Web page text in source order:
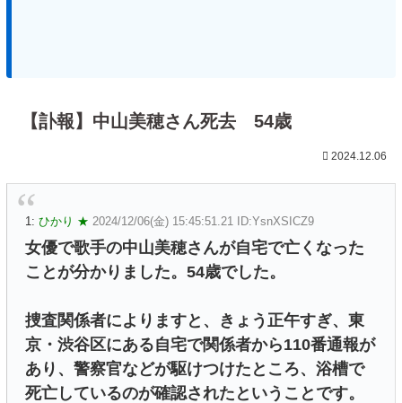
【訃報】中山美穂さん死去 54歳
2024.12.06
1: ひかり ★ 2024/12/06(金) 15:45:51.21 ID:YsnXSICZ9
女優で歌手の中山美穂さんが自宅で亡くなった
ことが分かりました。54歳でした。
捜査関係者によりますと、きょう正午すぎ、東
京・渋谷区にある自宅で関係者から110番通報が
あり、警察官などが駆けつけたところ、浴槽で
死亡しているのが確認されたということです。